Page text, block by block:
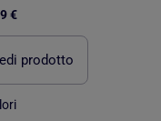
€
prodotto